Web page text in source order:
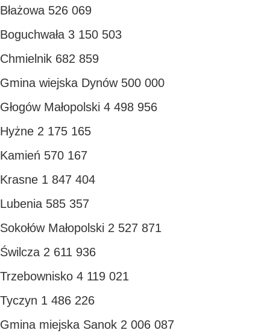
Błażowa 526 069
Boguchwała 3 150 503
Chmielnik 682 859
Gmina wiejska Dynów 500 000
Głogów Małopolski 4 498 956
Hyżne 2 175 165
Kamień 570 167
Krasne 1 847 404
Lubenia 585 357
Sokołów Małopolski 2 527 871
Świlcza 2 611 936
Trzebownisko 4 119 021
Tyczyn 1 486 226
Gmina miejska Sanok 2 006 087